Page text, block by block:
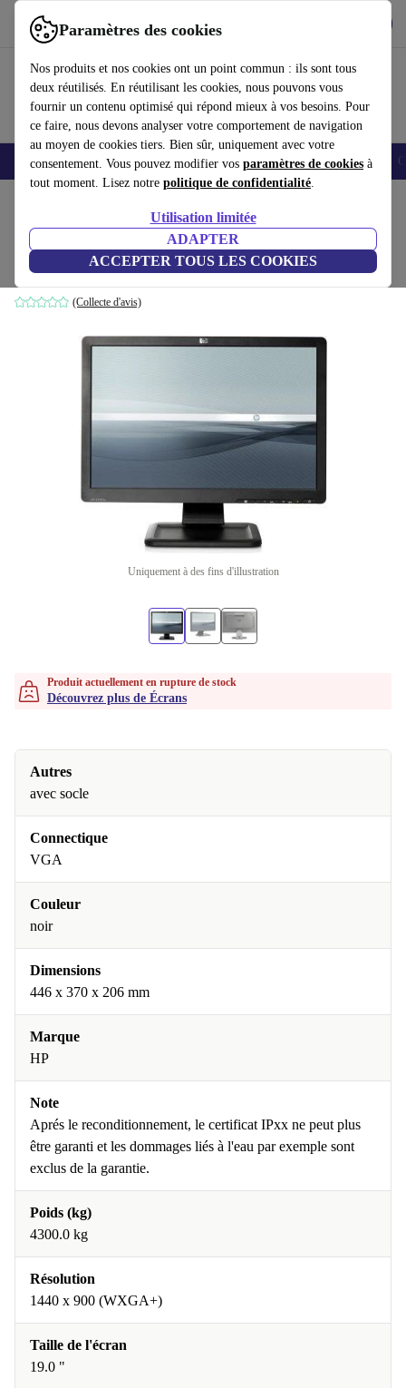
Paramètres des cookies
Nos produits et nos cookies ont un point commun : ils sont tous
deux réutilisés. En réutilisant les cookies, nous pouvons vous
fournir un contenu optimisé qui répond mieux à vos besoins. Pour
ce faire, nous devons analyser votre comportement de navigation
au moyen de cookies tiers. Bien sûr, uniquement avec votre
consentement. Vous pouvez modifier vos paramètres de cookies à
tout moment. Lisez notre politique de confidentialité.
Utilisation limitée
ADAPTER
ACCEPTER TOUS LES COOKIES
Utilisez refurbed rapidement et facilement
Smartphones Laptops Tablettes Montres connectées Accessoires
HP LE1901w | 19-pouces
avec pied | Noir
(Collecte d'avis)
Uniquement à des fins d'illustration
Produit actuellement en rupture de stock
Découvrez plus de Écrans
Autres
avec socle
Connectique
VGA
Couleur
noir
Dimensions
446 x 370 x 206 mm
Marque
HP
Note
Aprés le reconditionnement, le certificat IPxx ne peut plus
être garanti et les dommages liés à l'eau par exemple sont
exclus de la garantie.
Poids (kg)
4300.0 kg
Résolution
1440 x 900 (WXGA+)
Taille de l'écran
19.0 "